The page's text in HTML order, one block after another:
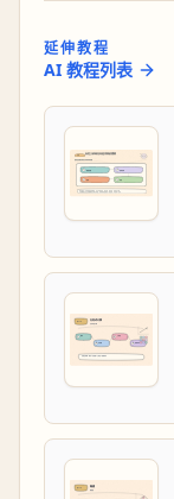
延伸教程
AI 教程列表